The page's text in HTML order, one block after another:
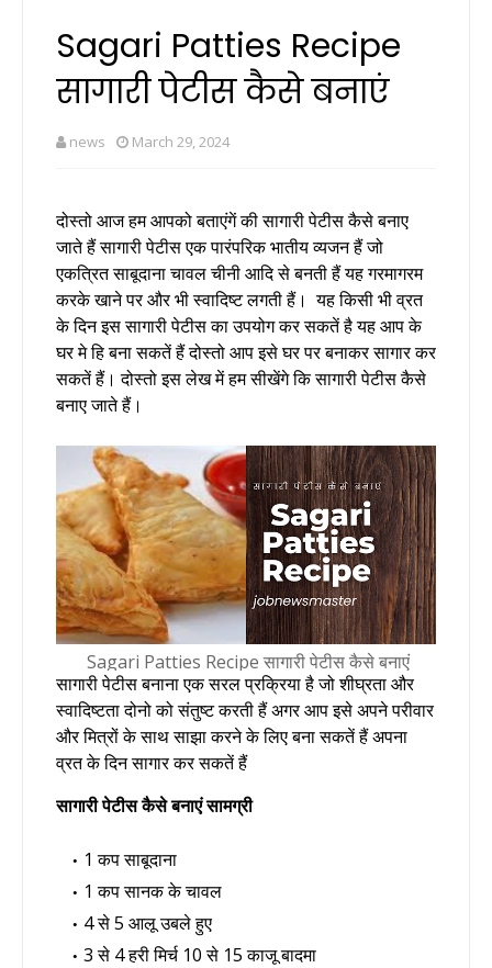
Sagari Patties Recipe
सागारी पेटीस कैसे बनाएं
news March 29, 2024
दोस्तो आज हम आपको बताएंगें की सागारी पेटीस कैसे बनाए
जाते हैंसागारी पेटीस एक पारंपरिक भातीय व्यजन हैं जो
एकत्रित साबूदाना चावल चीनी आदि से बनती हैं यह गरमागरम
करके खाने पर और भी स्वादिष्ट लगती हैं। यह किसी भी व्रत
के दिन इस सागारी पेटीस का उपयोग कर सकतें है यह आप के
घर मे हि बना सकतें हैं दोस्तो आप इसे घर पर बनाकर सागार कर
सकतें हैं।दोस्तो इस लेख में हम सीखेंगे कि सागारी पेटीस कैसे
बनाए जाते हैं।
Sagari Patties Recipe सागारी पेटीस कैसे बनाएं
सागारी पेटीस बनाना एक सरल प्रक्रिया है जो शीघ्रता और
स्वादिष्टता दोनो को संतुष्ट करती हैं अगर आप इसे अपने परीवार
और मित्रों के साथ साझा करने के लिए बना सकतें हैं अपना
व्रत के दिन सागार कर सकतें हैं
सागारी पेटीस कैसे बनाएं सामग्री
1 कप साबूदाना
1 कप सानक के चावल
4 से 5 आलू उबले हुए
3 से 4 हरी मिर्च 10 से 15 काजू बादमा